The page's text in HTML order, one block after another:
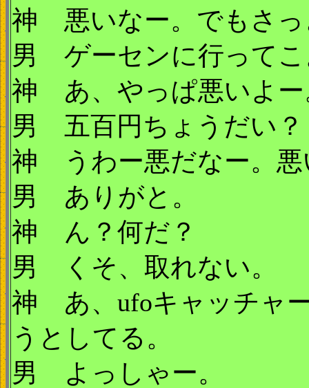
神 悪いなー。でもさっ
男 ゲーセンに行ってこ
神 あ、やっぱ悪いよー
男 五百円ちょうだい？
神 うわー悪だなー。悪
男 ありがと。
神 ん？何だ？
男 くそ、取れない。
神 あ、ufoキャッチャ
うとしてる。
男 よっしゃー。